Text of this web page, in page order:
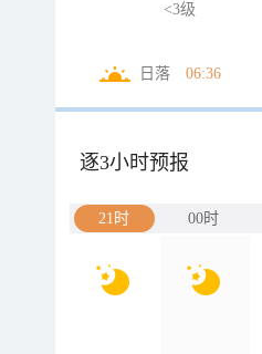
<3级
日落 06:36
逐3小时预报
21时 00时